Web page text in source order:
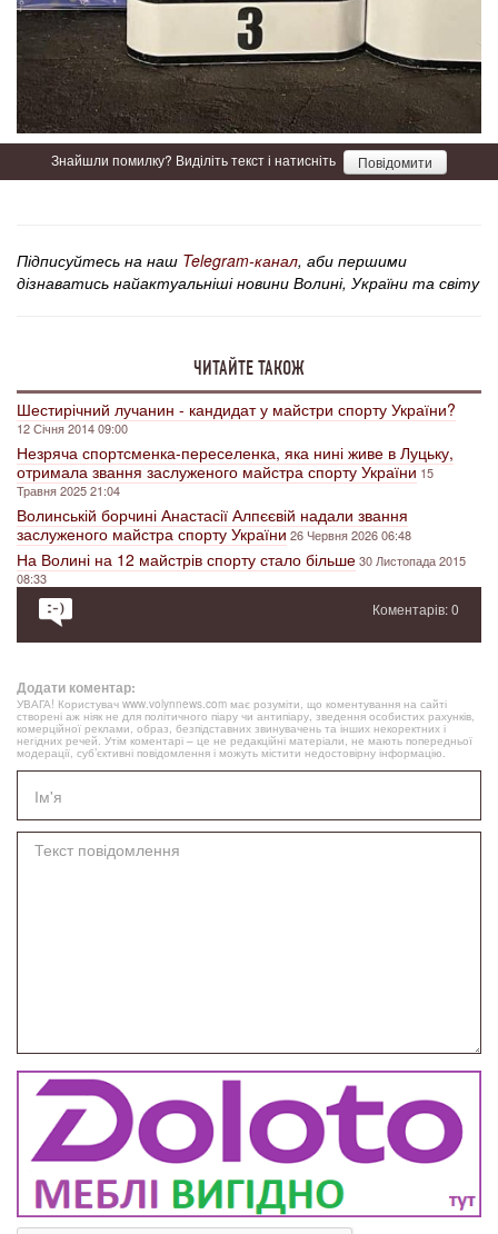
Знайшли помилку? Виділіть текст і натисніть Повідомити
Підписуйтесь на наш Telegram-канал, аби першими
дізнаватись найактуальніші новини Волині, України та світу
ЧИТАЙТЕ ТАКОЖ
Шестирічний лучанин - кандидат у майстри спорту України?
12 Січня 2014 09:00
Незряча спортсменка-переселенка, яка нині живе в Луцьку,
отримала звання заслуженого майстра спорту України 15
Травня 2025 21:04
Волинській борчині Анастасії Алпєєвій надали звання
заслуженого майстра спорту України26 Червня 2026 06:48
На Волині на 12 майстрів спорту стало більше30 Листопада 2015
08:33
Коментарів: 0
Додати коментар:
УВАГА! Користувач www.volynnews.com має розуміти, що коментування на сайті
створені аж ніяк не для політичного піару чи антипіару, зведення особистих рахунків,
комерційної реклами, образ, безпідставних звинувачень та інших некоректних і
негідних речей. Утім коментарі – це не редакційні матеріали, не мають попередньої
модерації, суб’єктивні повідомлення і можуть містити недостовірну інформацію.